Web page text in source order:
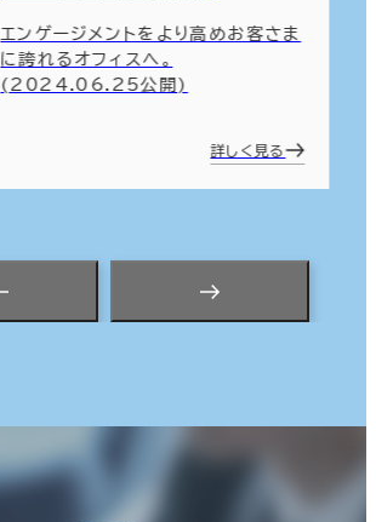
エンゲージメントをより高めお客さま
に誇れるオフィスへ。
(2024.06.25公開)
詳しく見る